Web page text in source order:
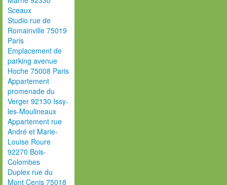
Sceaux
Studio rue de
Romainville 75019
Paris
Emplacement de
parking avenue
Hoche 75008 Paris
Appartement
promenade du
Verger 92130 Issy-
les-Moulineaux
Appartement rue
André et Marie-
Louise Roure
92270 Bois-
Colombes
Duplex rue du
Mont Cenis 75018